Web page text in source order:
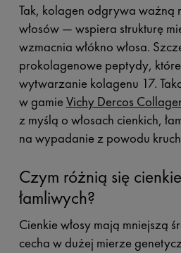
Tak, kolagen odgrywa ważną
włosów — wspiera strukturę
wzmacnia włókno włosa.
prokolagenowe peptydy,
wytwarzanie kolagenu 17.
w gamieVichy Dercos
z myślą o włosach cienkich,
na wypadanie z powodu
Czym różnią się
łamliwych?
Cienkie włosy mają mniejszą
cecha w dużej mierze